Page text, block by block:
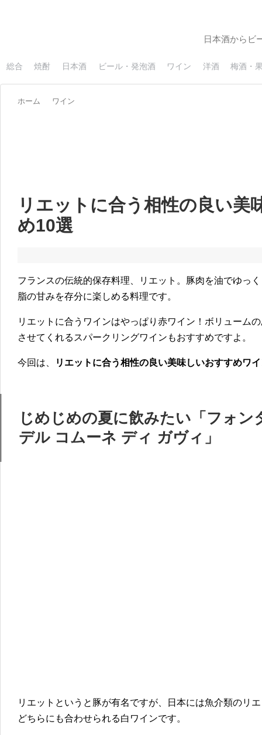
日本酒からビ
総合 焼酎 日本酒 ビール・発泡酒 ワイン 洋酒 梅酒・
ホーム ワイン
リエットに合う相性の良い美
め10選
フランスの伝統的保存料理、リエット。豚肉を油でゆっ
脂の甘みを存分に楽しめる料理です。
リエットに合うワインはやっぱり赤ワイン！ボリューム
させてくれるスパークリングワインもおすすめですよ。
今回は、 リエットに合う相性の良い美味しいおすすめワ
じめじめの夏に飲みたい「フォ
デル コムーネ ディ ガヴィ」
リエットというと豚が有名ですが、日本には魚介類のリ
どちらにも合わせられる白ワインです。